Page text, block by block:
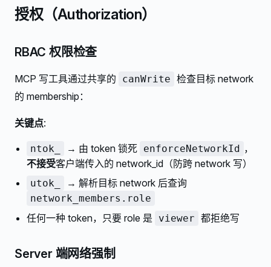
授权（Authorization）
RBAC 权限检查
MCP 写工具通过共享的 canWrite 检查目标 network
的 membership：
关键点:
ntok_ → 由 token 锁死 enforceNetworkId ，
不接受客户端传入的 network_id（防跨 network 写）
utok_ → 解析目标 network 后查询
network_members.role
任何一种 token，只要 role 是 viewer 都拒绝写
Server 端网络强制